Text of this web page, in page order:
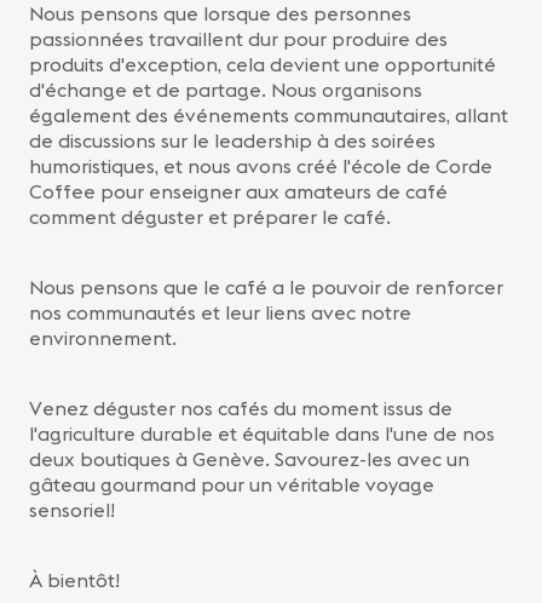
Nous pensons que lorsque des personnes
passionnées travaillent dur pour produire des
produits d'exception, cela devient une opportunité
d'échange et de partage. Nous organisons
également des événements communautaires, allant
de discussions sur le leadership à des soirées
humoristiques, et nous avons créé l'école de Corde
Coffee pour enseigner aux amateurs de café
comment déguster et préparer le café.
Nous pensons que le café a le pouvoir de renforcer
nos communautés et leur liens avec notre
environnement.
Venez déguster nos cafés du moment issus de
l'agriculture durable et équitable dans l'une de nos
deux boutiques à Genève. Savourez-les avec un
gâteau gourmand pour un véritable voyage
sensoriel!
À bientôt!